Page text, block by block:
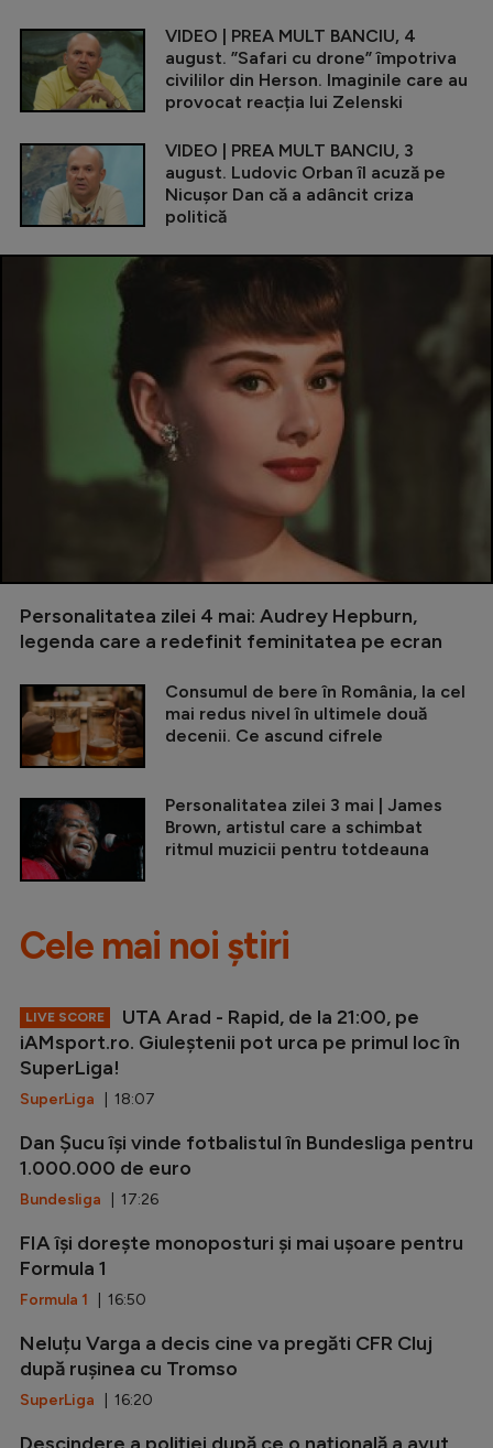
VIDEO | PREA MULT BANCIU, 4
august. ”Safari cu drone” împotriva
civililor din Herson. Imaginile care au
provocat reacția lui Zelenski
VIDEO | PREA MULT BANCIU, 3
august. Ludovic Orban îl acuză pe
Nicușor Dan că a adâncit criza
politică
Personalitatea zilei 4 mai: Audrey Hepburn,
legenda care a redefinit feminitatea pe ecran
Consumul de bere în România, la cel
mai redus nivel în ultimele două
decenii. Ce ascund cifrele
Personalitatea zilei 3 mai | James
Brown, artistul care a schimbat
ritmul muzicii pentru totdeauna
Cele mai noi știri
LIVE SCORE
UTA Arad - Rapid, de la 21:00, pe
iAMsport.ro. Giuleștenii pot urca pe primul loc în
SuperLiga!
SuperLiga | 18:07
Dan Șucu își vinde fotbalistul în Bundesliga pentru
1.000.000 de euro
Bundesliga | 17:26
FIA își dorește monoposturi și mai ușoare pentru
Formula 1
Formula 1 | 16:50
Neluțu Varga a decis cine va pregăti CFR Cluj
după rușinea cu Tromso
SuperLiga | 16:20